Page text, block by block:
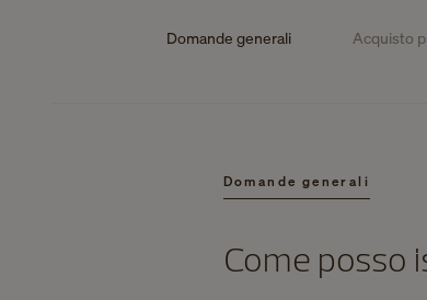
Domande generali Acquisto
Domande generali
Come posso